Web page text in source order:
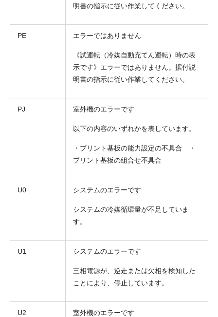
明書の指示に従い作業してください。
PE エラーではありません
《試運転（冷媒自動充てん運転）時の表
示です》エラーではありません。据付説
明書の指示に従い作業してください。
PJ 室外機のエラーです
以下の内容のいずれかを表しています。
・プリント基板の能力設定の不具合 ・
プリント基板の組合せ不具合
U0 システムのエラーです
システムの冷媒循環量が不足していま
す。
U1 システムのエラーです
三相電源が、逆走または欠相を検知した
ことにより、停止しています。
U2 室外機のエラーです